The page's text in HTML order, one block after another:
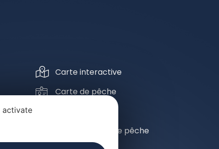
Carte interactive
Carte de pêche
Blog de l'école de pêche
activate